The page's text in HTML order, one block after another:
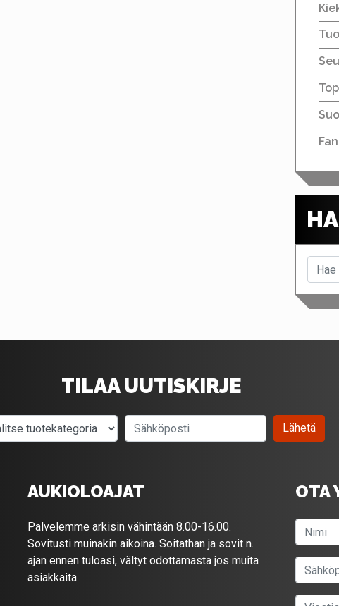
TILAA UUTISKIRJE
Valitse tuotekategoria Lähetä
AUKIOLOAJAT
Palvelemme arkisin vähintään 8.00-16.00.
Sovitusti muinakin aikoina. Soitathan ja sovit n.
ajan ennen tuloasi, vältyt odottamasta jos muita
asiakkaita.
OTA